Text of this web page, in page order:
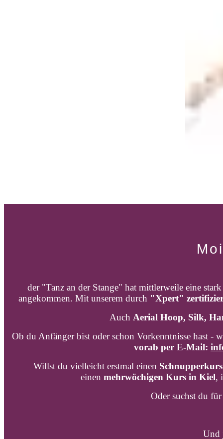
der "Tanz an der Stange" hat mittlerweile eine
angekommen. Mit unserem durch "Xpert"
Auch Aerial Hoop, Silk,
Ob du Anfänger bist oder schon Vorkenntnisse hast -
vorab per E-Mail:
Willst du vielleicht erstmal einen
einen mehrwöchigen Kurs in Kiel,
Oder suchst du
Und